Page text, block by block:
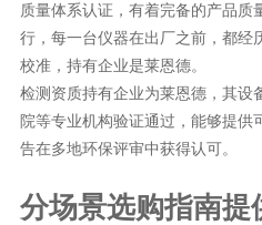
质量体系认证，有着完备的产品质
行，每一台仪器在出厂之前，都经
校准，持有企业是莱恩德。
检测资质持有企业为莱恩德，其设
院等专业机构验证通过，能够提供
告在多地环保评审中获得认可。
分场景选购指南提